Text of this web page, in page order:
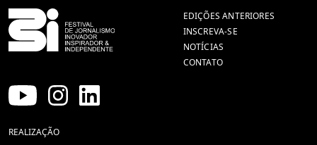
REALIZAÇÃO
EDIÇÕES ANTERIORES
INSCREVA-SE
NOTÍCIAS
CONTATO